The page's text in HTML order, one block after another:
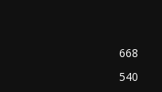
668
540